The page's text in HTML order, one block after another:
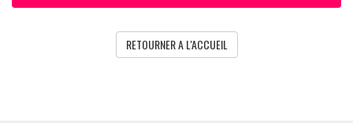
RETOURNER A L'ACCUEIL